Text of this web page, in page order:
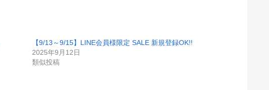
【9/13～9/15】LINE会員様限定 SALE 新規登録OK!!
2025年9月12日
類似投稿